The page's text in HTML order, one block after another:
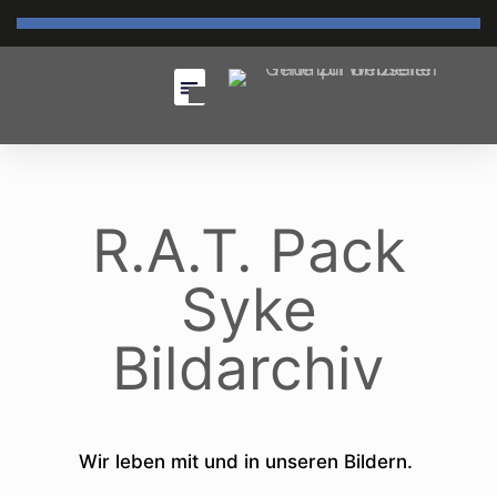
R.A.T. Pack
Syke
Bildarchiv
Wir leben mit und in unseren Bildern.